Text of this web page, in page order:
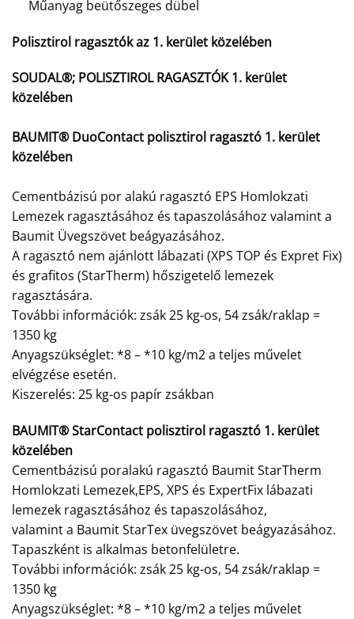
Műanyag beütőszeges dübel
Polisztirol ragasztók az 1. kerület közelében
SOUDAL®; POLISZTIROL RAGASZTÓK 1. kerület
közelében
BAUMIT® DuoContact polisztirol ragasztó 1. kerület
közelében
Cementbázisú por alakú ragasztó EPS Homlokzati
Lemezek ragasztásához és tapaszolásához valamint a
Baumit Üvegszövet beágyazásához.
A ragasztó nem ajánlott lábazati (XPS TOP és Expret Fix)
és grafitos (StarTherm) hőszigetelő lemezek
ragasztására.
További információk: zsák 25 kg-os, 54 zsák/raklap =
1350 kg
Anyagszükséglet: *8 – *10 kg/m2 a teljes művelet
elvégzése esetén.
Kiszerelés: 25 kg-os papír zsákban
BAUMIT® StarContact polisztirol ragasztó 1. kerület
közelében
Cementbázisú poralakú ragasztó Baumit StarTherm
Homlokzati Lemezek,EPS, XPS és ExpertFix lábazati
lemezek ragasztásához és tapaszolásához,
valamint a Baumit StarTex üvegszövet beágyazásához.
Tapaszként is alkalmas betonfelületre.
További információk: zsák 25 kg-os, 54 zsák/raklap =
1350 kg
Anyagszükséglet: *8 – *10 kg/m2 a teljes művelet